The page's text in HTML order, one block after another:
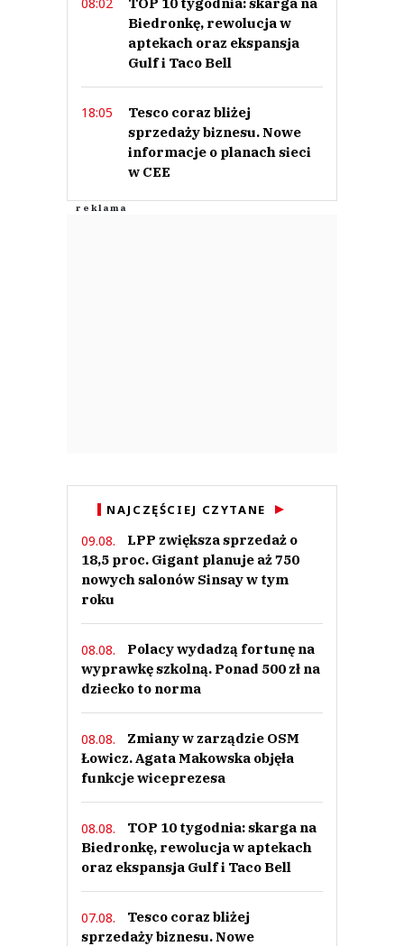
Biedronkę, rewolucja w
aptekach oraz ekspansja
Gulf i Taco Bell
18:05
Tesco coraz bliżej
sprzedaży biznesu. Nowe
informacje o planach sieci
w CEE
NAJCZĘŚCIEJ CZYTANE
09.08.
LPP zwiększa sprzedaż o
18,5 proc. Gigant planuje aż 750
nowych salonów Sinsay w tym
roku
08.08.
Polacy wydadzą fortunę na
wyprawkę szkolną. Ponad 500 zł na
dziecko to norma
08.08.
Zmiany w zarządzie OSM
Łowicz. Agata Makowska objęła
funkcje wiceprezesa
08.08.
TOP 10 tygodnia: skarga na
Biedronkę, rewolucja w aptekach
oraz ekspansja Gulf i Taco Bell
07.08.
Tesco coraz bliżej
sprzedaży biznesu. Nowe